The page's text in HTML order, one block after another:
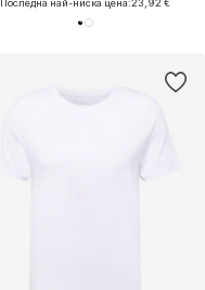
Последна най-ниска цена:23,92 €